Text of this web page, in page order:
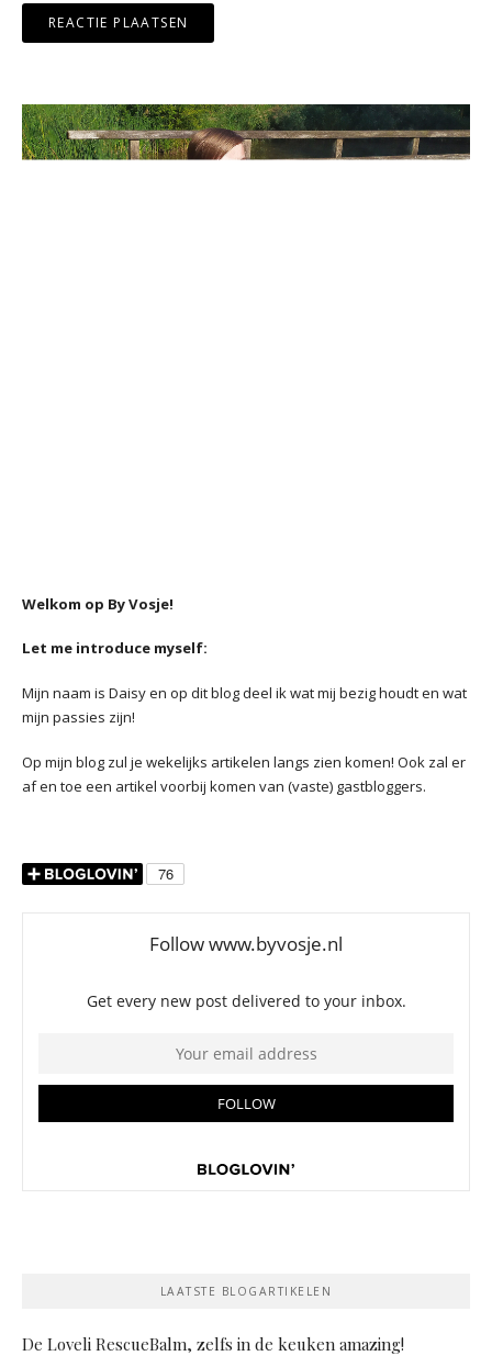
Welkom op By Vosje!
Let me introduce myself:
Mijn naam is Daisy en op dit blog deel ik wat mij bezig houdt en wat
mijn passies zijn!
Op mijn blog zul je wekelijks artikelen langs zien komen! Ook zal er
af en toe een artikel voorbij komen van (vaste) gastbloggers.
LAATSTE BLOGARTIKELEN
De Loveli RescueBalm, zelfs in de keuken amazing!